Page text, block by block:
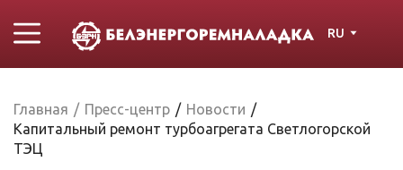
RU
Главная / Пресс-центр / Новости /
Капитальный ремонт турбоагрегата Светлогорской
ТЭЦ